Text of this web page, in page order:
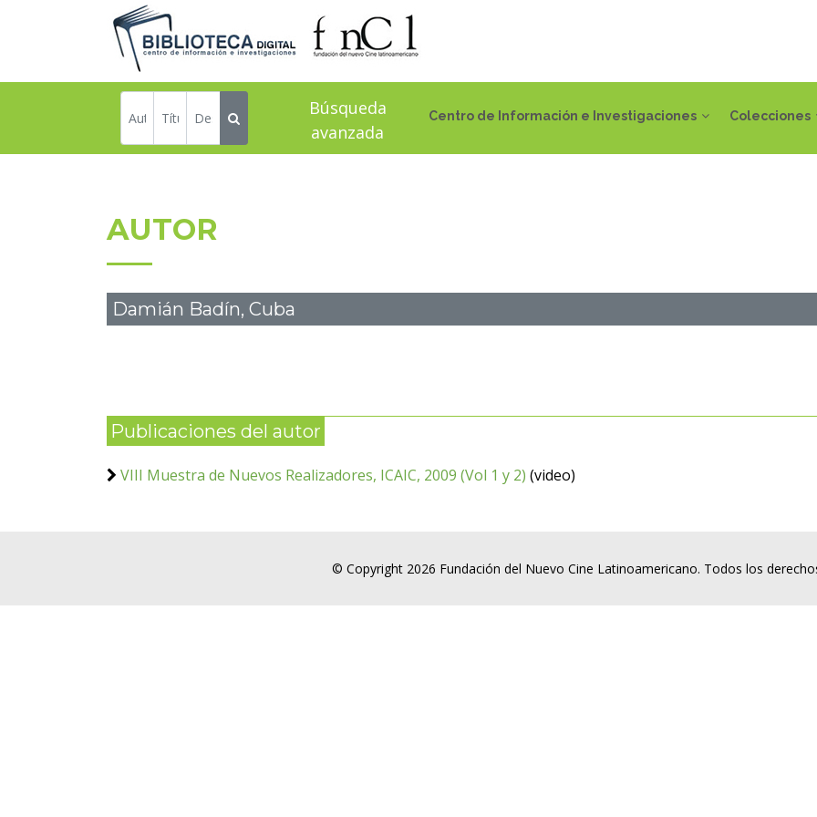
Centro de Información e Investigaciones Colecciones
Búsqueda
avanzada
AUTOR
Damián Badín, Cuba
Publicaciones del autor
VIII Muestra de Nuevos Realizadores, ICAIC, 2009 (Vol 1 y 2) (video)
© Copyright 2026 Fundación del Nuevo Cine Latinoamericano. Todos los